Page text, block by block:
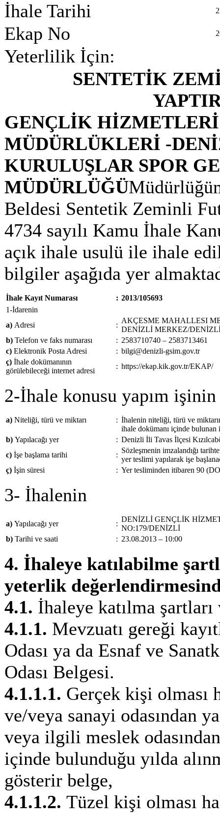
İhale Tarihi
Ekap No
Yeterlilik İçin:
SENTETİK
GENÇLİK HİZMETLERİ
MÜDÜRLÜKLERİ -
KURULUŞLAR SPOR
MÜDÜRLÜĞÜ
Beldesi Sentetik Zeminli
4734 sayılı Kamu İhale
açık ihale usulü ile ihale
bilgiler aşağıda yer
İhale Kayıt Numarası : 2013/105693
1-İdarenin
a) Adresi :
AKÇESME MAHALLESI
DENİZLİ MERKEZ/
b) Telefon ve faks numarası : 2583710740 – 2583713461
c) Elektronik Posta Adresi : bilgi@denizli-gsim.gov.tr
ç) İhale dokümanının
görülebileceği internet adresi
: https://ekap.kik.gov.tr/EKAP/
2-İhale konusu yapım işinin
a) Niteliği, türü ve miktarı : İhalenin niteliği, türü ve
ihale dokümanı içinde bulunan
b) Yapılacağı yer : Denizli İli Tavas İlçesi
c) İşe başlama tarihi :
Sözleşmenin imzalandığı
yer teslimi yapılarak işe
ç) İşin süresi : Yer tesliminden itibaren 90
3- İhalenin
a) Yapılacağı yer :
DENİZLİ GENÇLİK
NO:179/DENİZLİ
b) Tarihi ve saati : 23.08.2013 – 10:00
4. İhaleye katılabilme
yeterlik
4.1. İhaleye katılma
4.1.1. Mevzuatı gereği
Odası ya da Esnaf ve
Odası Belgesi.
4.1.1.1. Gerçek kişi olması
ve/veya sanayi odasından
veya ilgili meslek
içinde bulunduğu yılda
gösterir belge,
4.1.1.2. Tüzel kişi olması